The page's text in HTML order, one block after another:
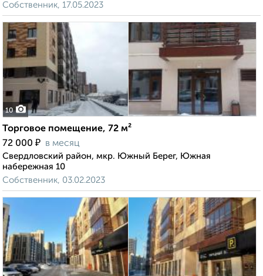
Собственник, 17.05.2023
10
Торговое помещение, 72 м²
72 000 ₽ в месяц
Свердловский район, мкр. Южный Берег, Южная
набережная 10
Собственник, 03.02.2023